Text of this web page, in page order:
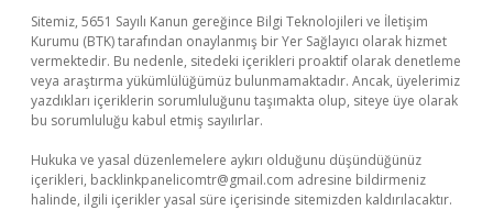
Sitemiz, 5651 Sayılı Kanun gereğince Bilgi Teknolojileri ve İletişim
Kurumu (BTK) tarafından onaylanmış bir Yer Sağlayıcı olarak hizmet
vermektedir. Bu nedenle, sitedeki içerikleri proaktif olarak denetleme
veya araştırma yükümlülüğümüz bulunmamaktadır. Ancak, üyelerimiz
yazdıkları içeriklerin sorumluluğunu taşımakta olup, siteye üye olarak
bu sorumluluğu kabul etmiş sayılırlar.
Hukuka ve yasal düzenlemelere aykırı olduğunu düşündüğünüz
içerikleri, backlinkpanelicomtr@gmail.com adresine bildirmeniz
halinde, ilgili içerikler yasal süre içerisinde sitemizden kaldırılacaktır.